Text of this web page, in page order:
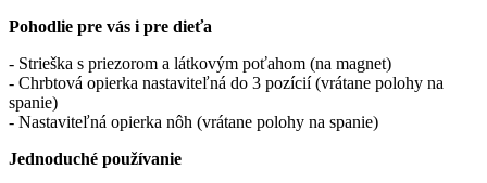
Pohodlie pre vás i pre dieťa
- Strieška s priezorom a látkovým poťahom (na magnet)
- Chrbtová opierka nastaviteľná do 3 pozícií (vrátane polohy na
spanie)
- Nastaviteľná opierka nôh (vrátane polohy na spanie)
Jednoduché používanie